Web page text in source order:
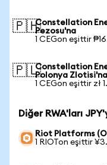
🇵🇭Constellation
Pezosu'na
1 CEGon eşittir
🇵🇱Constellation
Polonya Zlotisi'na
1 CEGon eşittir zł
Diğer RWA'ları
Riot Platforms
1 RIOTon eşittir